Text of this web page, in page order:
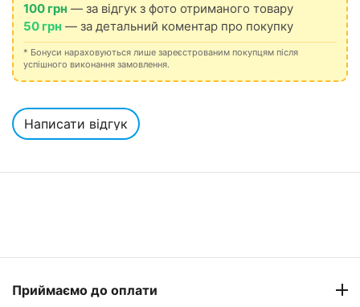
100 грн — за відгук з фото отриманого товару
50 грн — за детальний коментар про покупку
* Бонуси нараховуються лише зареєстрованим покупцям після
успішного виконання замовлення.
Написати відгук
Приймаємо до оплати